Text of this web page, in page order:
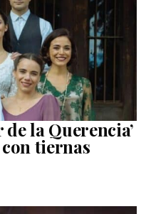
de la Querencia’
tiernas